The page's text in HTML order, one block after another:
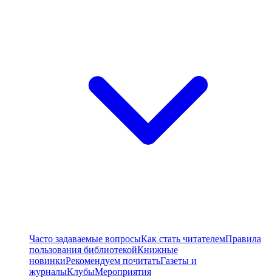
Часто задаваемые вопросыКак стать читателемПравила
пользования библиотекойКнижные
новинкиРекомендуем почитатьГазеты и
журналыКлубыМероприятия